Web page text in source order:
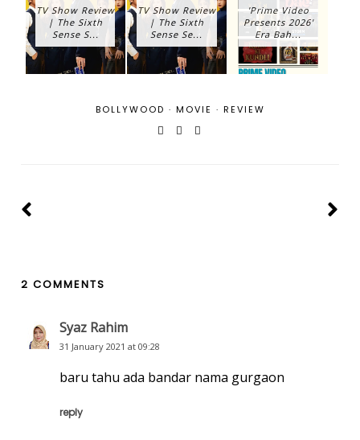
TV Show Review
| The Sixth
Sense S...
TV Show Review
| The Sixth
Sense Se...
'Prime Video
Presents 2026'
Era Bah...
BOLLYWOOD · MOVIE · REVIEW
2 COMMENTS
Syaz Rahim
31 January 2021 at 09:28
baru tahu ada bandar nama gurgaon
reply